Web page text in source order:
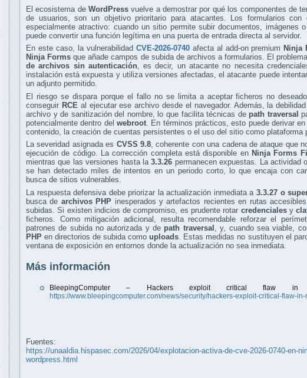
El ecosistema deWordPress vuelve a demostrar por qué los componentes de
de usuarios, son un objetivo prioritario para atacantes. Los formularios
especialmente atractivo: cuando un sitio permite subir documentos, imágenes
puede convertir una función legítima en una puerta de entrada directa al servidor.
En este caso, la vulnerabilidad CVE-2026-0740afecta al add-on premium Ninja
Ninja Forms que añade campos de subida de archivos a formularios. El
de archivos sin autenticación, es decir, un atacante no necesita
instalación está expuesta y utiliza versiones afectadas, el atacante puede
un adjunto permitido.
El riesgo se dispara porque el fallo no se limita a aceptar ficheros no
conseguir RCE al ejecutar ese archivo desde el navegador. Además, la
archivo y de sanitización del nombre, lo que facilita técnicas de path traversal
potencialmente dentro del webroot . En términos prácticos, esto puede derivar
contenido, la creación de cuentas persistentes o el uso del sitio como plataforma
La severidad asignada es CVSS 9.8, coherente con una cadena de ataque que
ejecución de código. La corrección completa está disponible en Ninja Forms
mientras que las versiones hasta la3.3.26 permanecen expuestas. La actividad
se han detectado miles de intentos en un periodo corto, lo que encaja con
busca de sitios vulnerables.
La respuesta defensiva debe priorizar la actualización inmediata a 3.3.27 o
busca de archivos PHP inesperados y artefactos recientes en rutas
subidas. Si existen indicios de compromiso, es prudente rotar credencialesy
ficheros. Como mitigación adicional, resulta recomendable reforzar el
patrones de subida no autorizada y de path traversal
, y, cuando sea viable,
PHP en directorios de subida comouploads . Estas medidas no sustituyen el
ventana de exposición en entornos donde la actualización no sea inmediata.
Más información
BleepingComputer – Hackers exploit critical flaw
https://www.bleepingcomputer.com/news/security/hackers-exploit-critical-flaw-
Fuentes:
https://unaaldia.hispasec.com/2026/04/explotacion-activa-de-cve-2026-0740-en-
wordpress.html